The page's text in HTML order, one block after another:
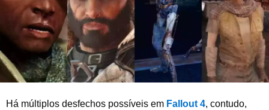
2
0
2
6
Há múltiplos desfechos possíveis em Fallout 4, contudo,